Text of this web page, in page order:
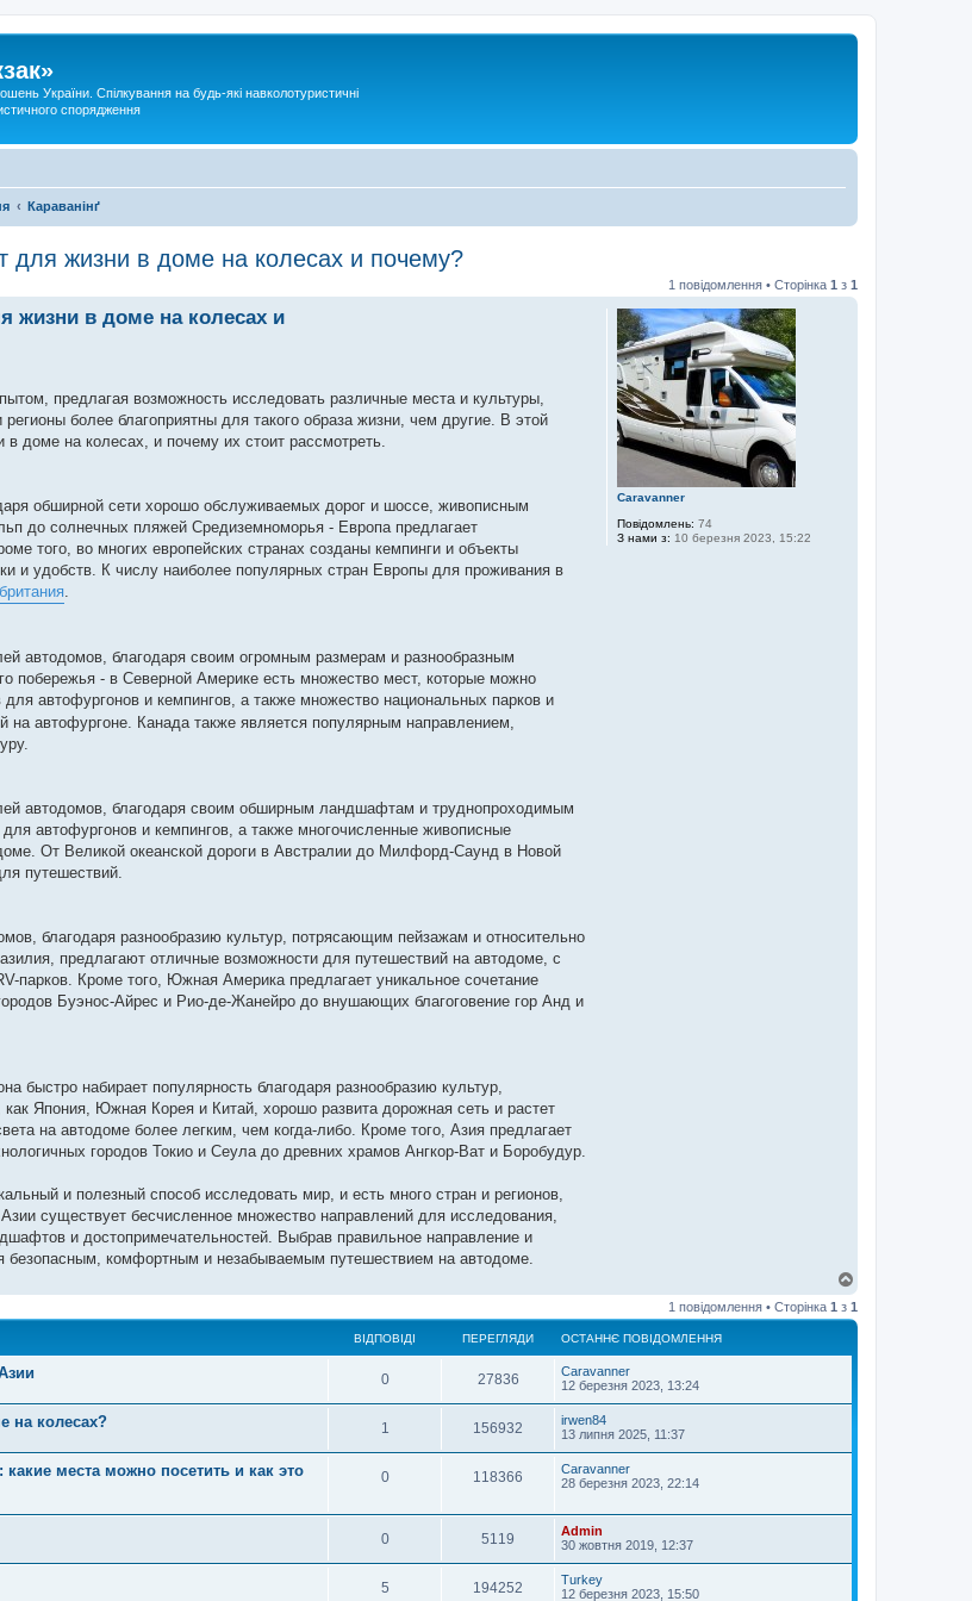
України. Спілкування на будь-які навколотуристичні
спорядження
Караванінґ
для жизни в доме на колесах и почему?
1 повідомлення • Сторінка 1 з 1
Caravanner
Повідомлень: 74
З нами з: 10 березня 2023, 15:22
жизни в доме на колесах и
предлагая возможность исследовать различные места и культуры,
более благоприятны для такого образа жизни, чем другие. В этой
доме на колесах, и почему их стоит рассмотреть.
обширной сети хорошо обслуживаемых дорог и шоссе, живописным
до солнечных пляжей Средиземноморья - Европа предлагает
того, во многих европейских странах созданы кемпинги и объекты
и удобств. К числу наиболее популярных стран Европы для проживания в
автодомов, благодаря своим огромным размерам и разнообразным
- в Северной Америке есть множество мест, которые можно
автофургонов и кемпингов, а также множество национальных парков и
автофургоне. Канада также является популярным направлением,
автодомов, благодаря своим обширным ландшафтам и труднопроходимым
автофургонов и кемпингов, а также многочисленные живописные
От Великой океанской дороги в Австралии до Милфорд-Саунд в Новой
путешествий.
благодаря разнообразию культур, потрясающим пейзажам и относительно
предлагают отличные возможности для путешествий на автодоме, с
парков. Кроме того, Южная Америка предлагает уникальное сочетание
Буэнос-Айрес и Рио-де-Жанейро до внушающих благоговение гор Анд и
быстро набирает популярность благодаря разнообразию культур,
Япония, Южная Корея и Китай, хорошо развита дорожная сеть и растет
на автодоме более легким, чем когда-либо. Кроме того, Азия предлагает
городов Токио и Сеула до древних храмов Ангкор-Ват и Боробудур.
и полезный способ исследовать мир, и есть много стран и регионов,
существует бесчисленное множество направлений для исследования,
и достопримечательностей. Выбрав правильное направление и
комфортным и незабываемым путешествием на автодоме.
г
о
1 повідомлення • Сторінка 1 з 1
ВІДПОВІДІ ПЕРЕГЛЯДИ ОСТАННЄ ПОВІДОМЛЕННЯ
0 27836
Caravanner
12 березня 2023, 13:24
на колесах? 1 156932
irwen84
13 липня 2025, 11:37
места можно посетить и как это
0 118366
Caravanner
28 березня 2023, 22:14
0 5119
Admin
30 жовтня 2019, 12:37
5 194252
Turkey
12 березня 2023, 15:50